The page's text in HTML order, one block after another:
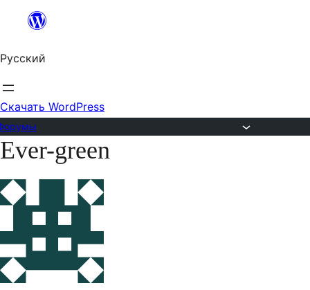
Перейти
содержимому
Русский
Скачать WordPress
Перейти
содержимому
Ever-green